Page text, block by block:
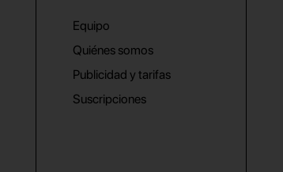
Equipo
Quiénes somos
Publicidad y tarifas
Suscripciones